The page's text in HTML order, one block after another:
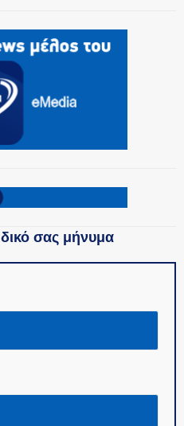
δικό σας μήνυμα